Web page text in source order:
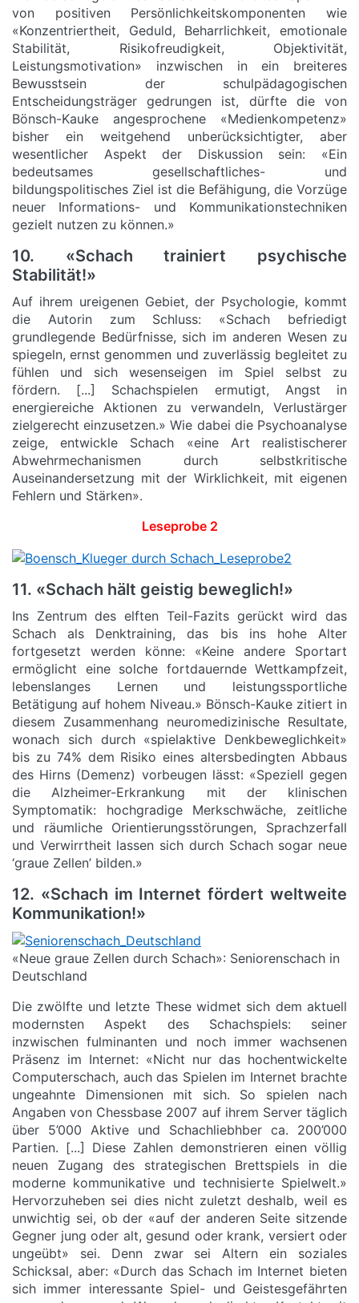
von positiven Persönlichkeitskomponenten wie
«Konzentriertheit, Geduld, Beharrlichkeit, emotionale
Stabilität, Risikofreudigkeit, Objektivität,
Leistungsmotivation» inzwischen in ein breiteres
Bewusstsein der schulpädagogischen
Entscheidungsträger gedrungen ist, dürfte die von
Bönsch-Kauke angesprochene «Medienkompetenz»
bisher ein weitgehend unberücksichtigter, aber
wesentlicher Aspekt der Diskussion sein: «Ein
bedeutsames gesellschaftliches- und
bildungspolitisches Ziel ist die Befähigung, die Vorzüge
neuer Informations- und Kommunikationstechniken
gezielt nutzen zu können.»
10. «Schach trainiert psychische
Stabilität!»
Auf ihrem ureigenen Gebiet, der Psychologie, kommt
die Autorin zum Schluss: «Schach befriedigt
grundlegende Bedürfnisse, sich im anderen Wesen zu
spiegeln, ernst genommen und zuverlässig begleitet zu
fühlen und sich wesenseigen im Spiel selbst zu
fördern. [...] Schachspielen ermutigt, Angst in
energiereiche Aktionen zu verwandeln, Verlustärger
zielgerecht einzusetzen.» Wie dabei die Psychoanalyse
zeige, entwickle Schach «eine Art realistischerer
Abwehrmechanismen durch selbstkritische
Auseinandersetzung mit der Wirklichkeit, mit eigenen
Fehlern und Stärken».
Leseprobe 2
11. «Schach hält geistig beweglich!»
Ins Zentrum des elften Teil-Fazits gerückt wird das
Schach als Denktraining, das bis ins hohe Alter
fortgesetzt werden könne: «Keine andere Sportart
ermöglicht eine solche fortdauernde Wettkampfzeit,
lebenslanges Lernen und leistungssportliche
Betätigung auf hohem Niveau.» Bönsch-Kauke zitiert in
diesem Zusammenhang neuromedizinische Resultate,
wonach sich durch «spielaktive Denkbeweglichkeit»
bis zu 74% dem Risiko eines altersbedingten Abbaus
des Hirns (Demenz) vorbeugen lässt: «Speziell gegen
die Alzheimer-Erkrankung mit der klinischen
Symptomatik: hochgradige Merkschwäche, zeitliche
und räumliche Orientierungsstörungen, Sprachzerfall
und Verwirrtheit lassen sich durch Schach sogar neue
‘graue Zellen’ bilden.»
12. «Schach im Internet fördert weltweite
Kommunikation!»
«Neue graue Zellen durch Schach»: Seniorenschach in
Deutschland
Die zwölfte und letzte These widmet sich dem aktuell
modernsten Aspekt des Schachspiels: seiner
inzwischen fulminanten und noch immer wachsenen
Präsenz im Internet: «Nicht nur das hochentwickelte
Computerschach, auch das Spielen im Internet brachte
ungeahnte Dimensionen mit sich. So spielen nach
Angaben von Chessbase 2007 auf ihrem Server täglich
über 5’000 Aktive und Schachliebhber ca. 200’000
Partien. [...] Diese Zahlen demonstrieren einen völlig
neuen Zugang des strategischen Brettspiels in die
moderne kommunikative und technisierte Spielwelt.»
Hervorzuheben sei dies nicht zuletzt deshalb, weil es
unwichtig sei, ob der «auf der anderen Seite sitzende
Gegner jung oder alt, gesund oder krank, versiert oder
ungeübt» sei. Denn zwar sei Altern ein soziales
Schicksal, aber: «Durch das Schach im Internet bieten
sich immer interessante Spiel- und Geistesgefährten